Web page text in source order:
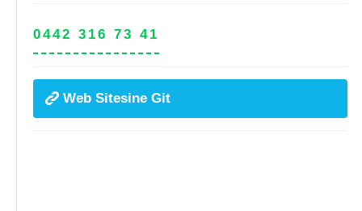
0442 316 73 41
Web Sitesine Git